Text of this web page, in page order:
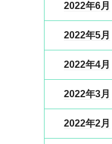
2022年6月
2022年5月
2022年4月
2022年3月
2022年2月